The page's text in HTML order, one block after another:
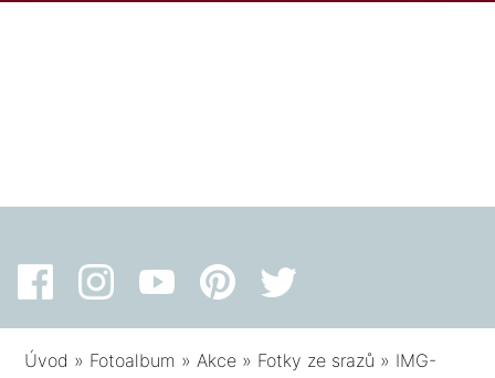
Úvod » Fotoalbum »Akce » Fotky ze srazů » IMG-